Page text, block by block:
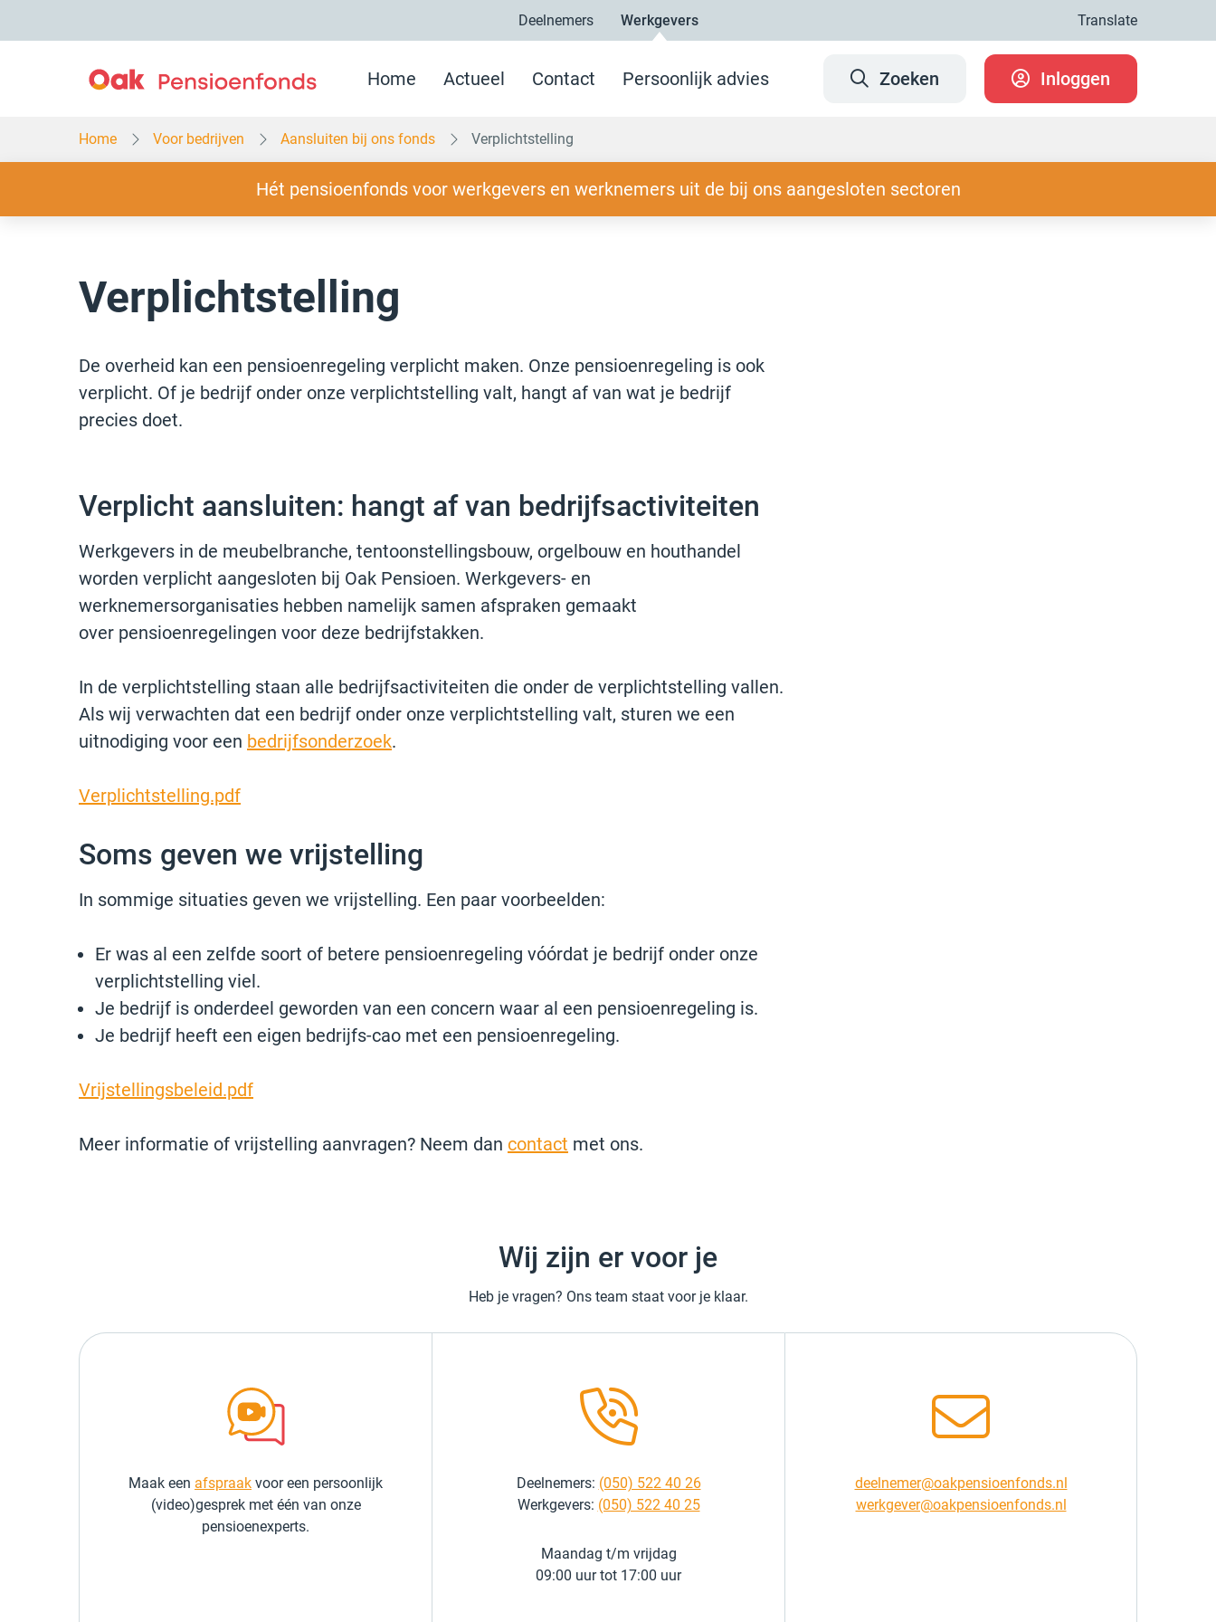
naar
Deelnemers Werkgevers Translate
Home Actueel Contact Persoonlijk advies Zoeken Inloggen
Home Voor bedrijven Aansluiten bij ons fonds Verplichtstelling
Hét pensioenfonds voor werkgevers en werknemers uit de bij ons aangesloten sectoren
Verplichtstelling
De overheid kan een pensioenregeling verplicht maken. Onze pensioenregeling is ook
verplicht. Of je bedrijf onder onze verplichtstelling valt, hangt af van wat je bedrijf
precies doet.
Verplicht aansluiten: hangt af van bedrijfsactiviteiten
Werkgevers in de meubelbranche, tentoonstellingsbouw, orgelbouw en houthandel
worden verplicht aangesloten bij Oak Pensioen. Werkgevers- en
werknemersorganisaties hebben namelijk samen afspraken gemaakt
over pensioenregelingen voor deze bedrijfstakken.
In de verplichtstelling staan alle bedrijfsactiviteiten die onder de verplichtstelling vallen.
Als wij verwachten dat een bedrijf onder onze verplichtstelling valt, sturen we een
uitnodiging voor een bedrijfsonderzoek.
Verplichtstelling.pdf
Soms geven we vrijstelling
In sommige situaties geven we vrijstelling. Een paar voorbeelden:
Er was al een zelfde soort of betere pensioenregeling vóórdat je bedrijf onder onze
verplichtstelling viel.
Je bedrijf is onderdeel geworden van een concern waar al een pensioenregeling is.
Je bedrijf heeft een eigen bedrijfs-cao met een pensioenregeling.
Vrijstellingsbeleid.pdf
Meer informatie of vrijstelling aanvragen? Neem dan contact met ons.
Wij zijn er voor je
Heb je vragen? Ons team staat voor je klaar.
Maak een afspraak voor een persoonlijk
(video)gesprek met één van onze
pensioenexperts.
Deelnemers: (050) 522 40 26
Werkgevers: (050) 522 40 25
Maandag t/m vrijdag
09:00 uur tot 17:00 uur
deelnemer@oakpensioenfonds.nl
werkgever@oakpensioenfonds.nl